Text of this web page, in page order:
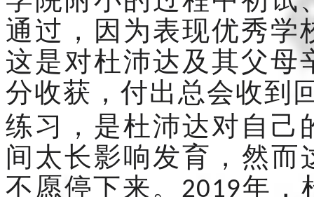
通过，因为表现优秀学
这是对杜沛达及其父母
分收获，付出总会收到
练习，是杜沛达对自己
间太长影响发育，然而
不愿停下来。 2019年，